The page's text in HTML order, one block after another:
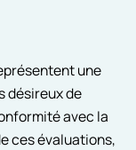
une
désireux de
avec la
ces évaluations,